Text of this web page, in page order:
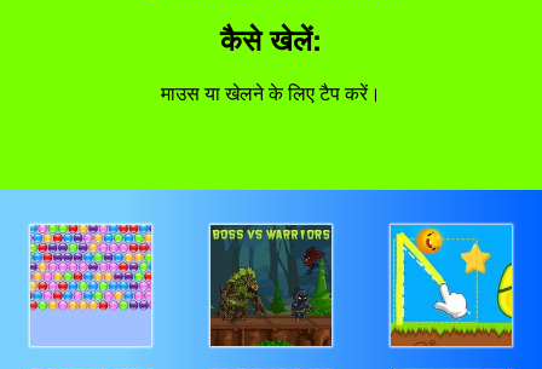
कैसे खेलें:
माउस या खेलने के लिए टैप करें।